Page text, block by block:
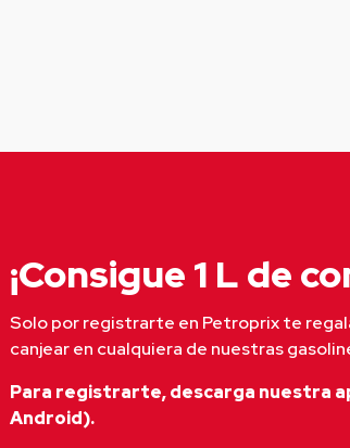
¡Consigue 1 L de
Solo por registrarte en Petroprix te
canjear en cualquiera de nuestras
Para registrarte, descarga nuestra
Android).